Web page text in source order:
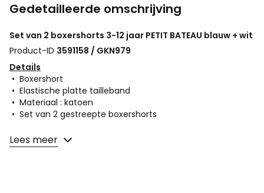
Gedetailleerde omschrijving
Set van 2 boxershorts 3-12 jaar PETIT BATEAU blauw + wit
Product-ID 3591158 / GKN979
Details
• Boxershort
• Elastische platte tailleband
• Materiaal : katoen
• Set van 2 gestreepte boxershorts
Samenstelling en onderhoud
• 100% katoen
Lees meer